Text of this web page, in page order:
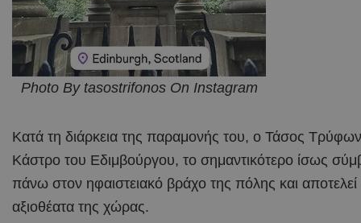
Photo By tasostrifonos On Instagram
Κατά τη διάρκεια της παραμονής του, ο Τάσος
Κάστρο του Εδιμβούργου, το σημαντικότερο ίσως
πάνω στον ηφαιστειακό βράχο της πόλης και
αξιοθέατα της χώρας.